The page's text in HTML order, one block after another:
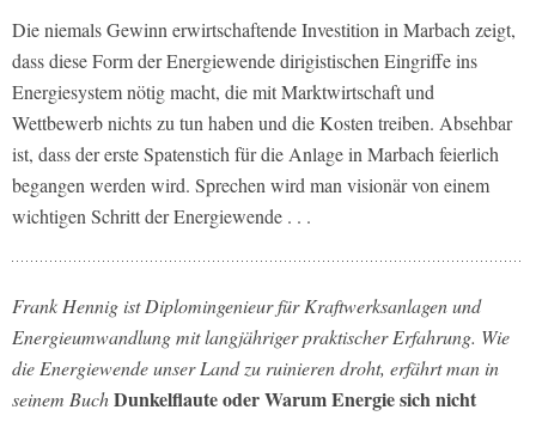
Die niemals Gewinn erwirtschaftende Investition in Marbach zeigt,
dass diese Form der Energiewende dirigistischen Eingriffe ins
Energiesystem nötig macht, die mit Marktwirtschaft und
Wettbewerb nichts zu tun haben und die Kosten treiben. Absehbar
ist, dass der erste Spatenstich für die Anlage in Marbach feierlich
begangen werden wird. Sprechen wird man visionär von einem
wichtigen Schritt der Energiewende . . .
Frank Hennig ist Diplomingenieur für Kraftwerksanlagen und
Energieumwandlung mit langjähriger praktischer Erfahrung. Wie
die Energiewende unser Land zu ruinieren droht, erfährt man in
seinem BuchDunkelflaute oder Warum Energie sich nicht